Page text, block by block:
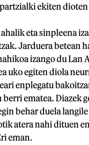
ekiten dioten
eta sinpleena
Jarduera betean
izango du Lan
uko egiten diola
enplegatu
berri ematea. Diazek
behar duela
atera nahi dituen
eman.